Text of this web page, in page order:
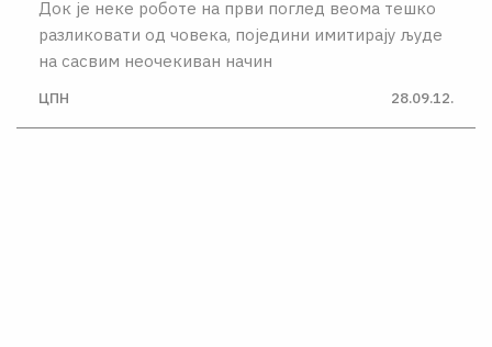
Док jе неке роботе на први поглед веома тешко
разликовати од човека, поjедини имитираjу људе
на сасвим неочекиван начин
ЦПН 28.09.12.